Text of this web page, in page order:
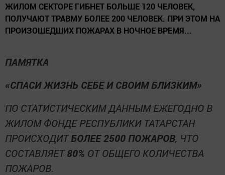
ЖИЛОМ СЕКТОРЕ ГИБНЕТ БОЛЬШЕ 120 ЧЕЛОВЕК,
ПОЛУЧАЮТ ТРАВМУ БОЛЕЕ 200 ЧЕЛОВЕК. ПРИ ЭТОМ НА
ПРОИЗОШЕДШИХ ПОЖАРАХ В НОЧНОЕ ВРЕМЯ...
ПАМЯТКА
«СПАСИ ЖИЗНЬ СЕБЕ И СВОИМ БЛИЗКИМ»
ПО СТАТИСТИЧЕСКИМ ДАННЫМ ЕЖЕГОДНО В
ЖИЛОМ ФОНДЕ РЕСПУБЛИКИ ТАТАРСТАН
ПРОИСХОДИТБОЛЕЕ 2500 ПОЖАРОВ, ЧТО
СОСТАВЛЯЕТ80% ОТ ОБЩЕГО КОЛИЧЕСТВА
ПОЖАРОВ.